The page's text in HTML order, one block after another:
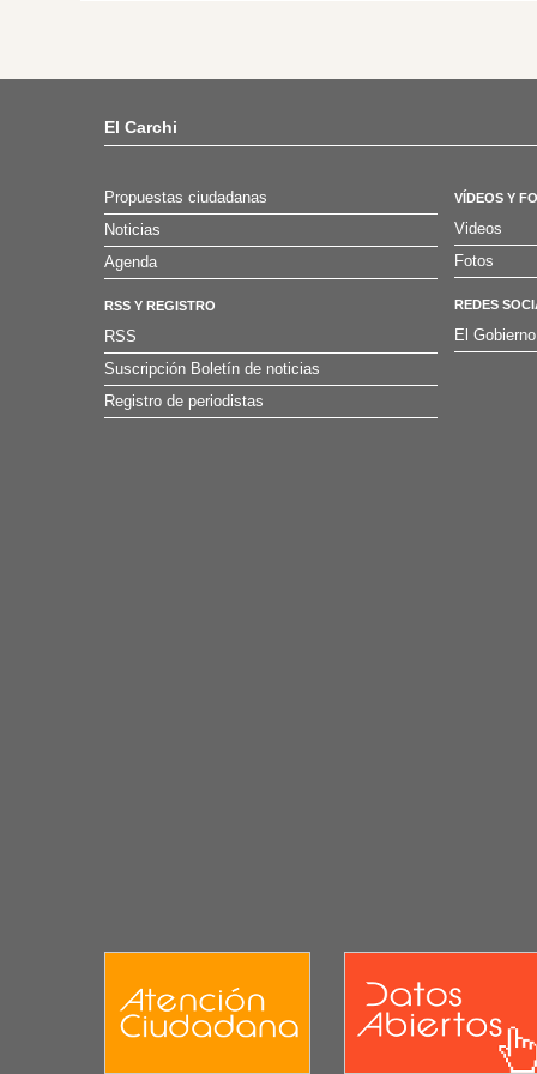
El Carchi
Propuestas ciudadanas
Noticias
Agenda
RSS Y REGISTRO
RSS
Suscripción Boletín de noticias
Registro de periodistas
VÍDEOS Y
Videos
Fotos
REDES
El